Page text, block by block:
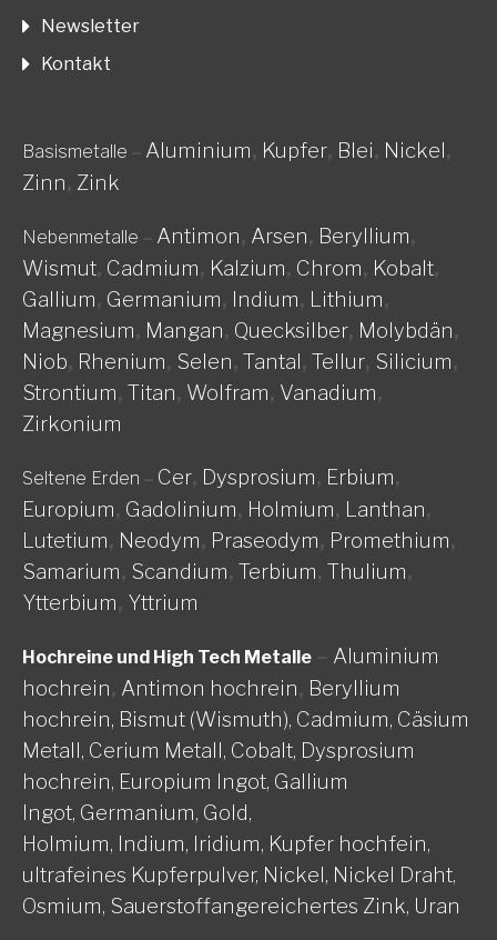
Newsletter
Kontakt
Basismetalle – Aluminium, Kupfer, Blei, Nickel,
Zinn, Zink
Nebenmetalle – Antimon, Arsen, Beryllium,
Wismut, Cadmium, Kalzium, Chrom, Kobalt,
Gallium, Germanium, Indium, Lithium,
Magnesium, Mangan, Quecksilber, Molybdän,
Niob, Rhenium, Selen, Tantal, Tellur, Silicium,
Strontium, Titan, Wolfram, Vanadium,
Zirkonium
Seltene Erden – Cer, Dysprosium, Erbium,
Europium, Gadolinium, Holmium, Lanthan,
Lutetium, Neodym, Praseodym, Promethium,
Samarium, Scandium, Terbium, Thulium,
Ytterbium, Yttrium
Hochreine und High Tech Metalle – Aluminium
hochrein, Antimon hochrein, Beryllium
hochrein, Bismut (Wismuth), Cadmium, Cäsium
Metall, Cerium Metall, Cobalt, Dysprosium
hochrein, Europium Ingot, Gallium
Ingot, Germanium, Gold,
Holmium, Indium, Iridium, Kupfer hochfein,
ultrafeines Kupferpulver, Nickel, Nickel Draht,
Osmium, Sauerstoffangereichertes Zink, Uran